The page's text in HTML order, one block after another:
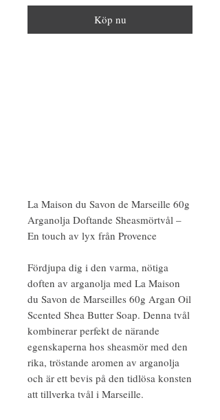
Köp nu
La Maison du Savon de Marseille 60g
Arganolja Doftande Sheasmörtvål –
En touch av lyx från Provence
Fördjupa dig i den varma, nötiga
doften av arganolja med La Maison
du Savon de Marseilles 60g Argan Oil
Scented Shea Butter Soap. Denna tvål
kombinerar perfekt de närande
egenskaperna hos sheasmör med den
rika, tröstande aromen av arganolja
och är ett bevis på den tidlösa konsten
att tillverka tvål i Marseille.